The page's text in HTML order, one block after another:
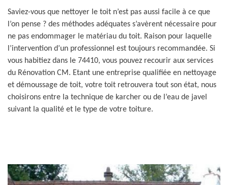
Saviez-vous que nettoyer le toit n’est pas aussi facile à ce que
l’on pense ? des méthodes adéquates s’avèrent nécessaire pour
ne pas endommager le matériau du toit. Raison pour laquelle
l’intervention d’un professionnel est toujours recommandée. Si
vous habitiez dans le 74410, vous pouvez recourir aux services
du Rénovation CM. Etant une entreprise qualifiée en nettoyage
et démoussage de toit, votre toit retrouvera tout son état, nous
choisirons entre la technique de karcher ou de l’eau de javel
suivant la qualité et le type de votre toiture.